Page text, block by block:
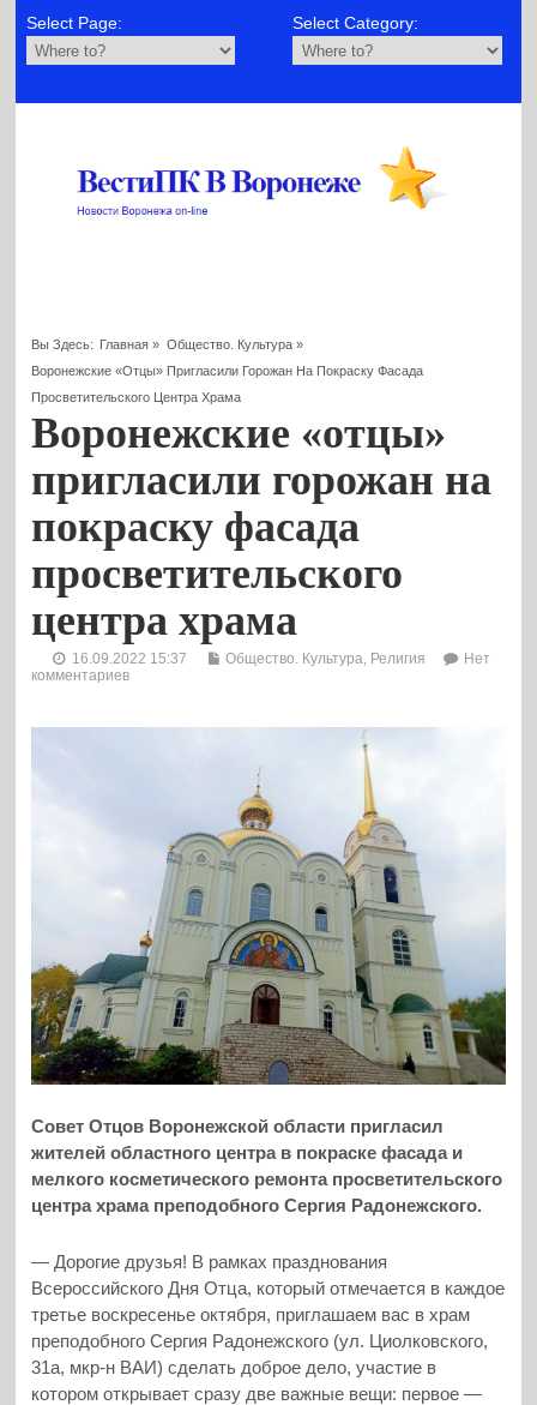
Select Page: Select Category:
Вы Здесь: Главная » Общество. Культура»
Воронежские «отцы» Пригласили Горожан На Покраску Фасада
Просветительского Центра Храма
Воронежские «отцы»
пригласили горожан на
покраску фасада
просветительского
центра храма
16.09.2022 15:37 Общество. Культура Религия
Нет
комментариев
Совет Отцов Воронежской области пригласил
жителей областного центра в покраске фасада и
мелкого косметического ремонта просветительского
центра храма преподобного Сергия Радонежского.
— Дорогие друзья! В рамках празднования
Всероссийского Дня Отца, который отмечается в каждое
третье воскресенье октября, приглашаем вас в храм
преподобного Сергия Радонежского (ул. Циолковского,
31а, мкр-н ВАИ) сделать доброе дело, участие в
котором открывает сразу две важные вещи: первое —